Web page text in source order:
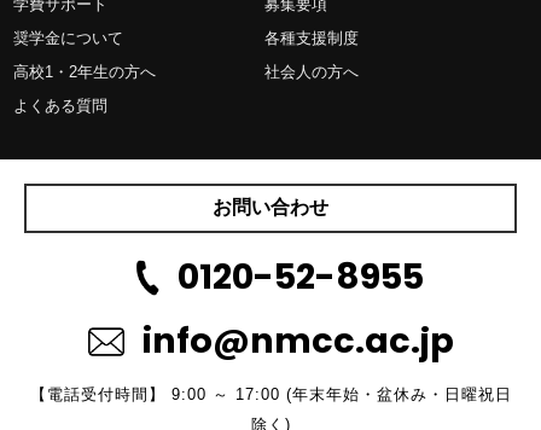
学費サポート
募集要項
奨学金について
各種支援制度
高校1・2年生の方へ
社会人の方へ
よくある質問
お問い合わせ
0120-52-8955
info@nmcc.ac.jp
【電話受付時間】 9:00 ～ 17:00 (年末年始・盆休み・日曜祝日
除く)